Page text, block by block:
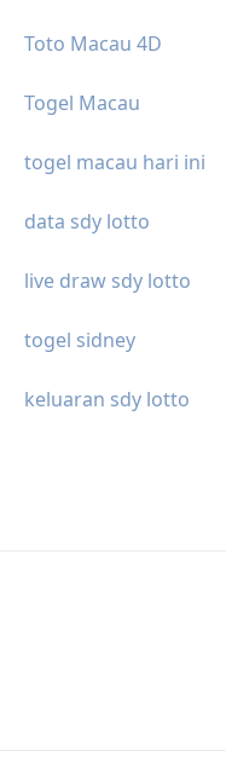
Toto Macau 4D
Togel Macau
togel macau hari ini
data sdy lotto
live draw sdy lotto
togel sidney
keluaran sdy lotto